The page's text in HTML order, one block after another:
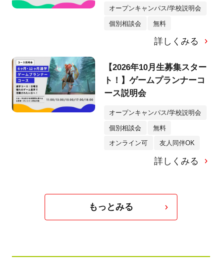
オープンキャンパス/学校説明会
個別相談会 無料
詳しくみる
【2026年10月生募集スター
ト！】ゲームプランナーコ
ース説明会
オープンキャンパス/学校説明会
個別相談会 無料
オンライン可 友人同伴OK
詳しくみる
もっとみる